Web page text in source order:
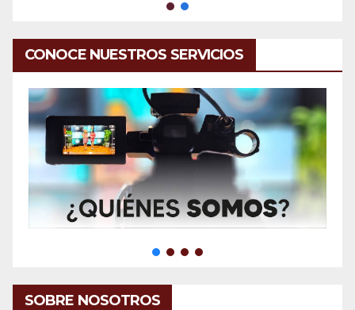
CONOCE NUESTROS SERVICIOS
SOBRE NOSOTROS